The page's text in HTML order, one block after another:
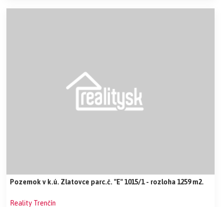
Pozemok v k.ú. Zlatovce parc.č. "E" 1015/1 - rozloha 1259 m2.
Reality Trenčín